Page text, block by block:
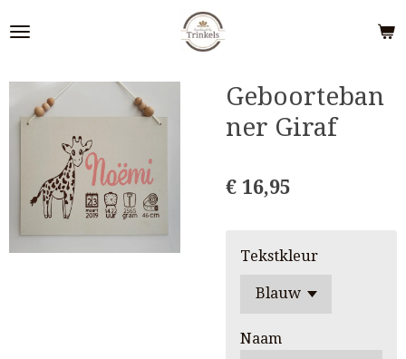
direct
de
hoofdinhoud
Geboorteban
ner Giraf
€ 16,95
Tekstkleur
Naam